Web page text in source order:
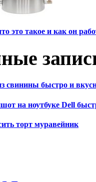
это такое и как он
свинины быстро и
на ноутбуке Dell
торт муравейник